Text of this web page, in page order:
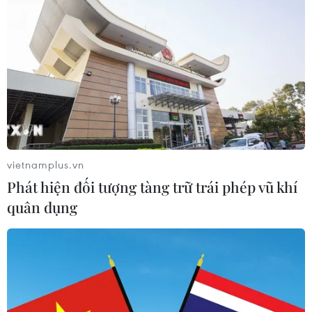
Mỹ truy tố đối tượng bị bắt tại sân
golf của Tổng thống Trump
05/08/2026 06:57
Mỹ cấm xuất khẩu vật liệu pin tái chế
và phế liệu vonfram trong một năm
05/08/2026 06:53
Brazil hạ cấp quan hệ với Argentina,
căng thẳng ngoại giao với Mỹ
vietnamplus.vn
Phát hiện đối tượng tàng trữ trái phép vũ khí
quân dụng